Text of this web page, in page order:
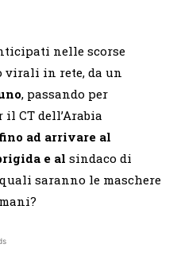
nelle scorse
virali in rete, da un
, passando per
il CT dell’Arabia
ad arrivare al
e al sindaco di
quali saranno le maschere